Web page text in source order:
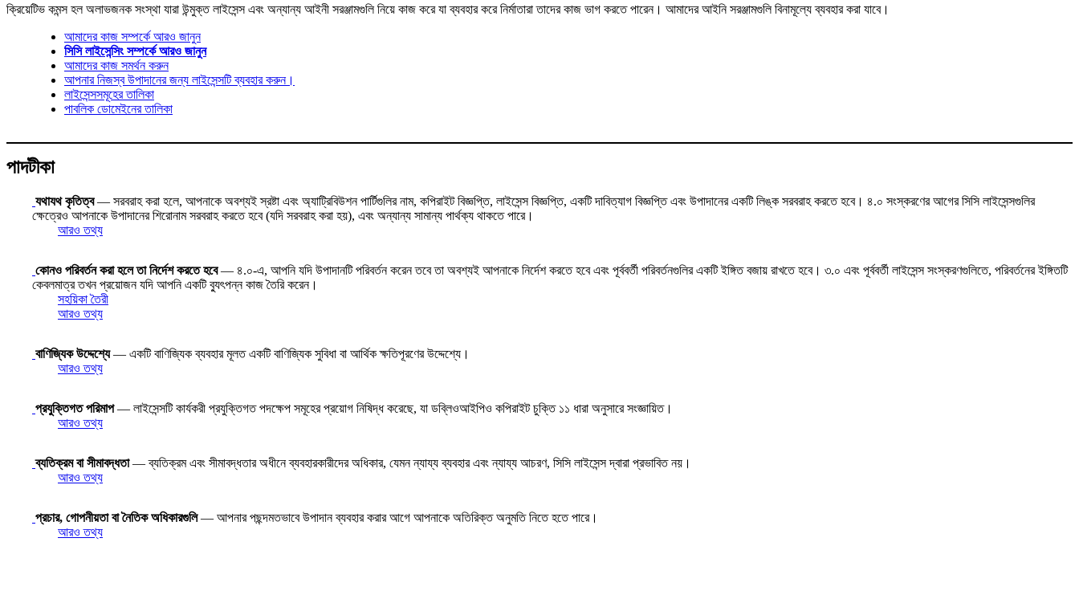
ক্রিয়েটিভ কমন্স হল অলাভজনক সংস্থা যারা উন্মুক্ত লাইসেন্স এবং অন্যান্য আইনী সরঞ্জামগুলি নিয়ে কাজ করে যা ব্যবহার করে নির্মাতারা তাদের কাজ ভাগ করতে পারেন। আমাদের আইনি সরঞ্জামগুলি বিনামূল্যে ব্যবহার করা যাবে।
আমাদের কাজ সম্পর্কে আরও জানুন
সিসি লাইসেন্সিং সম্পর্কে আরও জানুন
আমাদের কাজ সমর্থন করুন
আপনার নিজস্ব উপাদানের জন্য লাইসেন্সটি ব্যবহার করুন।
লাইসেন্সসমূহের তালিকা
পাবলিক ডোমেইনের তালিকা
পাদটীকা
যথাযথ কৃতিত্ব— সরবরাহ করা হলে, আপনাকে অবশ্যই স্রষ্টা এবং অ্যাট্রিবিউশন পার্টিগুলির নাম, কপিরাইট বিজ্ঞপ্তি, লাইসেন্স বিজ্ঞপ্তি, একটি দাবিত্যাগ বিজ্ঞপ্তি এবং উপাদানের একটি লিঙ্ক সরবরাহ করতে হবে। ৪.০ সংস্করণের আগের সিসি লাইসেন্সগুলির
ক্ষেত্রেও আপনাকে উপাদানের শিরোনাম সরবরাহ করতে হবে (যদি সরবরাহ করা হয়), এবং অন্যান্য সামান্য পার্থক্য থাকতে পারে।
আরও তথ্য
কোনও পরিবর্তন করা হলে তা নির্দেশ করতে হবে— ৪.০-এ, আপনি যদি উপাদানটি পরিবর্তন করেন তবে তা অবশ্যই আপনাকে নির্দেশ করতে হবে এবং পূর্ববর্তী পরিবর্তনগুলির একটি ইঙ্গিত বজায় রাখতে হবে। ৩.০ এবং পূর্ববর্তী লাইসেন্স সংস্করণগুলিতে, পরিবর্তনের ইঙ্গিতটি
কেবলমাত্র তখন প্রয়োজন যদি আপনি একটি ব্যুৎপন্ন কাজ তৈরি করেন।
সহয়িকা তৈরী
আরও তথ্য
বাণিজ্যিক উদ্দেশ্যে— একটি বাণিজ্যিক ব্যবহার মূলত একটি বাণিজ্যিক সুবিধা বা আর্থিক ক্ষতিপূরণের উদ্দেশ্যে।
আরও তথ্য
প্রযুক্তিগত পরিমাপ— লাইসেন্সটি কার্যকরী প্রযুক্তিগত পদক্ষেপ সমূহের প্রয়োগ নিষিদ্ধ করেছে, যা ডব্লিওআইপিও কপিরাইট চুক্তি ১১ ধারা অনুসারে সংজ্ঞায়িত।
আরও তথ্য
ব্যতিক্রম বা সীমাবদ্ধতা— ব্যতিক্রম এবং সীমাবদ্ধতার অধীনে ব্যবহারকারীদের অধিকার, যেমন ন্যায্য ব্যবহার এবং ন্যায্য আচরণ, সিসি লাইসেন্স দ্বারা প্রভাবিত নয়।
আরও তথ্য
প্রচার, গোপনীয়তা বা নৈতিক অধিকারগুলি— আপনার পছন্দমতভাবে উপাদান ব্যবহার করার আগে আপনাকে অতিরিক্ত অনুমতি নিতে হতে পারে।
আরও তথ্য